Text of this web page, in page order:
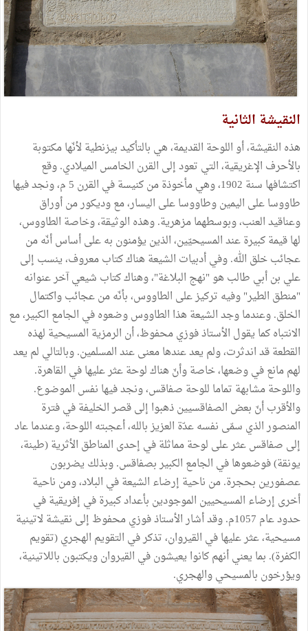
النقيشة الثانية
هذه النقيشة، أو اللوحة القديمة، هي بالتأكيد بيزنطية لأنّها مكتوبة
بالأحرف الإغريقية، التي تعود إلى القرن الخامس الميلادي. وقع
اكتشافها سنة 1902، وهي مأخوذة من كنيسة في القرن 5 م، ونجد فيها
طاووسا على اليمين وطاووسا على اليسار، مع وديكور من أوراق
وعناقيد العنب، وبوسطهما مزهرية. وهذه الوثيقة، وخاصة الطاووس،
لها قيمة كبيرة عند المسيحيّين، الذين يؤمنون به على أساس أنّه من
عجائب خلق الله. وفي أدبيات الشيعة هناك كتاب معروف، ينسب إلى
علي بن أبي طالب هو "نهج البلاغة"، وهناك كتاب شيعي آخر عنوانه
"منطق الطير" وفيه تركيز على الطاووس، بأنّه من عجائب واكتمال
الخلق. وعندما وجد الشيعة هذا الطاووس وضعوه في الجامع الكبير، مع
الانتباه كما يقول الأستاذ فوزي محفوظ، أن الرمزية المسيحية لهذه
القطعة قد اندثرت، ولم يعد عندها معنى عند المسلمين. وبالتالي لم يعد
لهم مانع في وضعها، خاصة وأنّ هناك لوحة عثر عليها في القاهرة.
واللوحة مشابهة تماما للوحة صفاقس، ونجد فيها نفس الموضوع.
والأقرب أنّ بعض الصفاقسيين ذهبوا إلى قصر الخليفة في فترة
المنصور الذي سمّى نفسه عدّة العزيز بالله، أعجبته اللوحة، وعندما عاد
إلى صفاقس عثر على لوحة مماثلة في إحدى المناطق الأثرية (طينة،
يونقة) فوضعوها في الجامع الكبير بصفاقس. وبذلك يضربون
عصفورين بحجرة. من ناحية إرضاء الشيعة في البلاد، ومن ناحية
أخرى إرضاء المسيحيين الموجودين بأعداد كبيرة في إفريقية في
حدود عام 1057م. وقد أشار الأستاذ فوزي محفوظ إلى نقيشة لاتينية
مسيحية، عثر عليها في القيروان، تذكر في التقويم الهجري (تقويم
الكفرة). بما يعني أنهم كانوا يعيشون في القيروان ويكتبون باللاتينية،
ويؤرخون بالمسيحي والهجري.